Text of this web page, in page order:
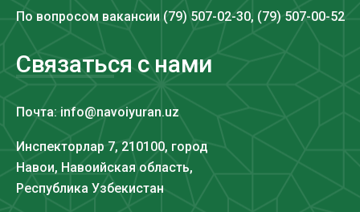
По вопросом вакансии (79) 507-02-30, (79) 507-00-52
Связаться с нами
Почта: info@navoiyuran.uz
Инспекторлар 7, 210100, город
Навои, Навоийская область,
Республика Узбекистан